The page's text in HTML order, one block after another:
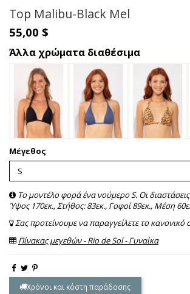
Top Malibu-Black Mel
55,00 $
Άλλα χρώματα διαθέσιμα
Μέγεθος
Το μοντέλο φορά ένα νούμερο S. Οι
Ύψος 170εκ., Στήθος: 83εκ., Γοφοί 89εκ., Μέση
Σας προτείνουμε να παραγγείλετε το κανονικό
Πίνακας μεγεθών - Rio de Sol - Γυναίκα
Χρόνοι και κόστη παράδοσης